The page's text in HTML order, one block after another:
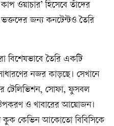
ওয়াচার’ হিসেবে তাঁদের
ভক্তদের জন্য কনটেন্টও তৈরি
বিশেষভাবে তৈরি একটি
নজর কাড়ছে। সেখানে
টেলিভিশন, সোফা, ফুসবল
উপকরণ ও খাবারের আয়োজন।
কুক কেভিন আকোতো বিবিসিকে